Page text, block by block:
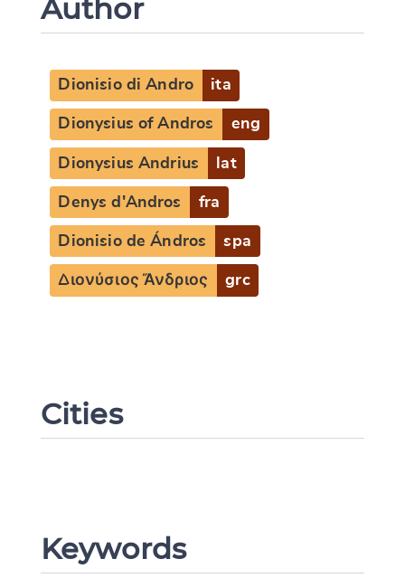
Author
Dionisio di Andro ita
Dionysius of Andros eng
Dionysius Andrius lat
Denys d'Andros fra
Dionisio de Ándros spa
Διονύσιος Ἄνδριος grc
Cities
Keywords